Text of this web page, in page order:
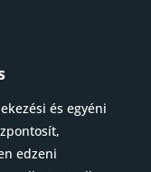
és egyéni
edzeni